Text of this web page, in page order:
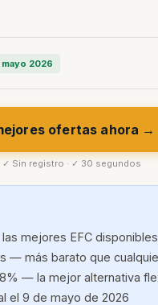
2026
ofertas ahora →
✓ Sin registro · ✓ 30 segundos
mejores EFC
— más barato que
— la mejor alternativa
el 9 de mayo de 2026